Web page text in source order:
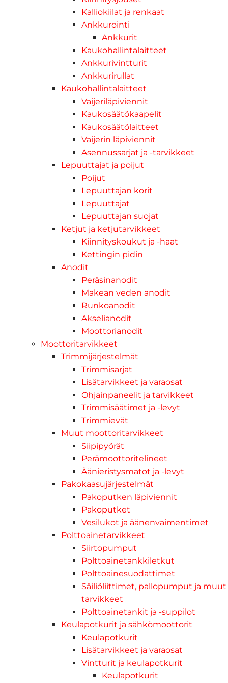
Kalliokiilat ja renkaat
Ankkurointi
Ankkurit
Kaukohallintalaitteet
Ankkurivintturit
Ankkurirullat
Kaukohallintalaitteet
Vaijeriläpiviennit
Kaukosäätökaapelit
Kaukosäätölaitteet
Vaijerin läpiviennit
Asennussarjat ja -tarvikkeet
Lepuuttajat ja poijut
Poijut
Lepuuttajan korit
Lepuuttajat
Lepuuttajan suojat
Ketjut ja ketjutarvikkeet
Kiinnityskoukut ja -haat
Kettingin pidin
Anodit
Peräsinanodit
Makean veden anodit
Runkoanodit
Akselianodit
Moottorianodit
Moottoritarvikkeet
Trimmijärjestelmät
Trimmisarjat
Lisätarvikkeet ja varaosat
Ohjainpaneelit ja tarvikkeet
Trimmisäätimet ja -levyt
Trimmievät
Muut moottoritarvikkeet
Siipipyörät
Perämoottoritelineet
Äänieristysmatot ja -levyt
Pakokaasujärjestelmät
Pakoputken läpiviennit
Pakoputket
Vesilukot ja äänenvaimentimet
Polttoainetarvikkeet
Siirtopumput
Polttoainetankkiletkut
Polttoainesuodattimet
Säiliöliittimet, pallopumput ja muut
tarvikkeet
Polttoainetankit ja -suppilot
Keulapotkurit ja sähkömoottorit
Keulapotkurit
Lisätarvikkeet ja varaosat
Vintturit ja keulapotkurit
Keulapotkurit